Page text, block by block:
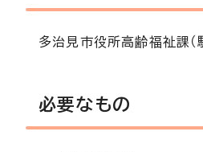
多治見市役所高齢福祉課
必要なもの